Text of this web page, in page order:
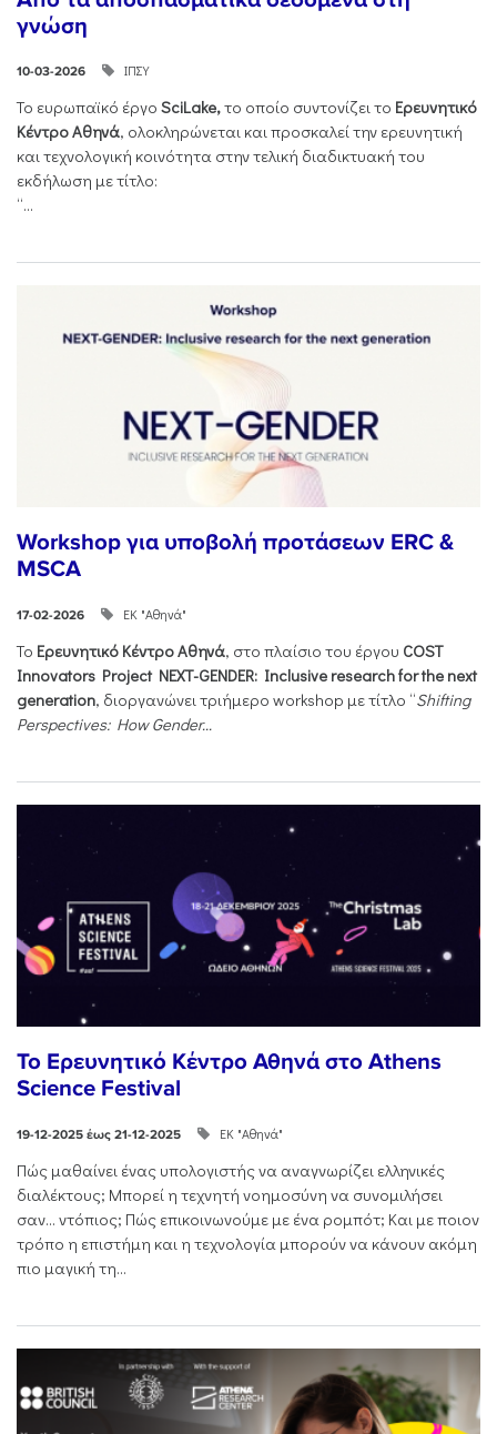
γνώση
10-03-2026 ΙΠΣΥ
Το ευρωπαϊκό έργο SciLake,το οποίο συντονίζει το Ερευνητικό
Κέντρο Αθηνά, ολοκληρώνεται και προσκαλεί την ερευνητική
και τεχνολογική κοινότητα στην τελική διαδικτυακή του
εκδήλωση με τίτλο:
“...
Workshop για υποβολή προτάσεων ERC &
MSCA
17-02-2026 ΕΚ "Αθηνά"
Το Ερευνητικό Κέντρο Αθηνά, στο πλαίσιο του έργου COST
Innovators Project NEXT-GENDER: Inclusive research for the next
generation, διοργανώνει τριήμερο workshop με τίτλο “Shifting
Perspectives: How Gender...
Το Ερευνητικό Κέντρο Αθηνά στο Athens
Science Festival
19-12-2025 έως 21-12-2025 ΕΚ "Αθηνά"
Πώς μαθαίνει ένας υπολογιστής να αναγνωρίζει ελληνικές
διαλέκτους; Μπορεί η τεχνητή νοημοσύνη να συνομιλήσει
σαν… ντόπιος; Πώς επικοινωνούμε με ένα ρομπότ; Και με ποιον
τρόπο η επιστήμη και η τεχνολογία μπορούν να κάνουν ακόμη
πιο μαγική τη...